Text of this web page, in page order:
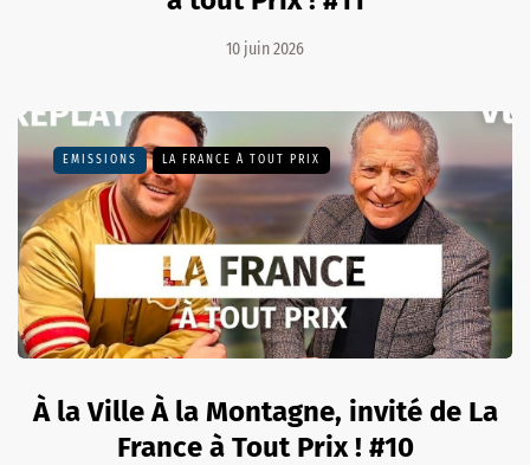
10 juin 2026
EMISSIONS LA FRANCE À TOUT PRIX
À la Ville À la Montagne, invité de La
France à Tout Prix ! #10